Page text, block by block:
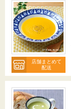
店舗まとめて
配送